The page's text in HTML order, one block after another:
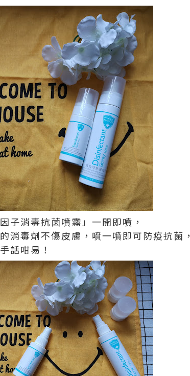
子消毒抗菌噴霧」一開即噴，
消毒劑不傷皮膚，噴一噴即可防疫抗菌，
話咁易！